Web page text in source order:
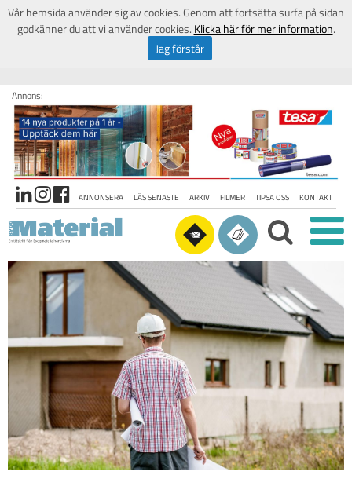
Annons:
ANNONSERA LÄS SENASTE ARKIV FILMER TIPSA OSS KONTAKT
Vår hemsida använder sig av cookies. Genom att fortsätta surfa på sidan
godkänner du att vi använder cookies. Klicka här för mer information.
Jag förstår